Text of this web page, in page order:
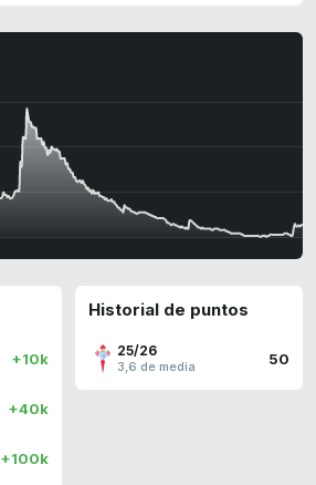
+10k
+40k
+100k
Historial de puntos
25/26
3,6 de media 50